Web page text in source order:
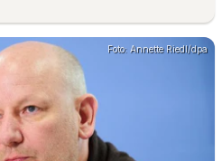
Foto: Annette Riedl/dpa